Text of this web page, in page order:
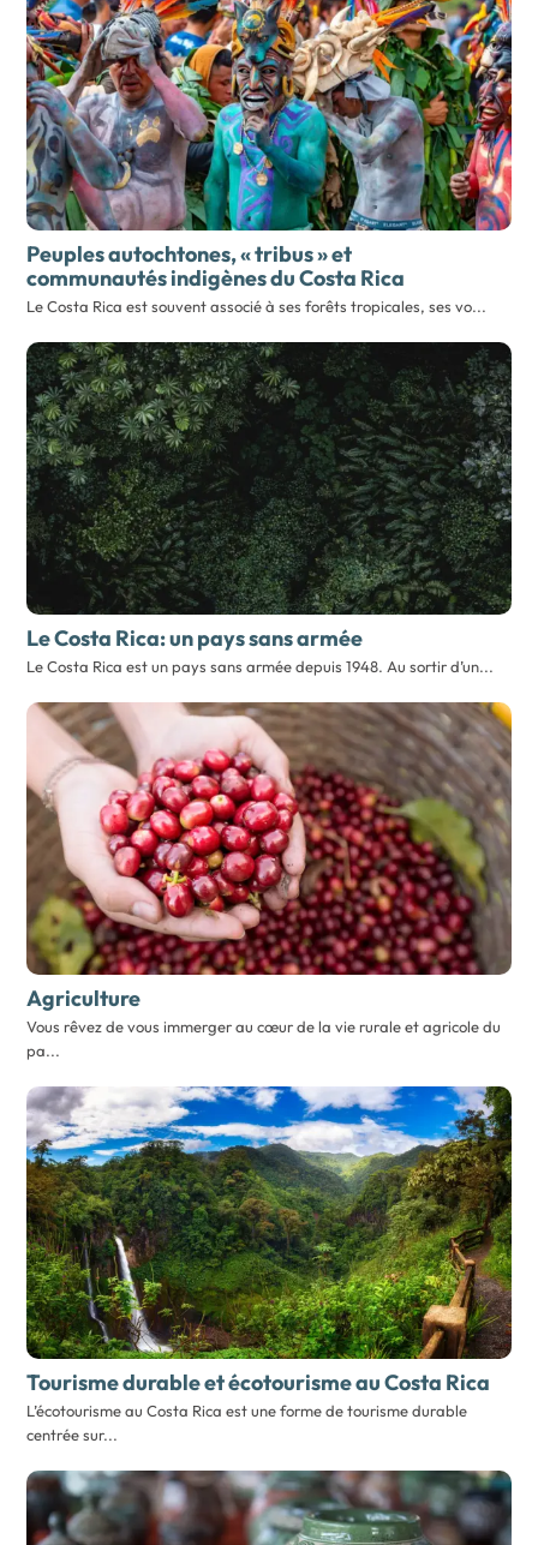
Peuples autochtones, « tribus » et
communautés indigènes du Costa Rica
Le Costa Rica est souvent associé à ses forêts tropicales, ses vo...
Le Costa Rica:un pays sans armée
Le Costa Rica est un pays sans armée depuis 1948. Au sortir d’un...
Agriculture
Vous rêvez de vous immerger au cœur de la vie rurale et agricole du
pa...
Tourisme durable et écotourismeau Costa Rica
L’écotourisme au Costa Rica est une forme de tourisme durable
centrée sur...